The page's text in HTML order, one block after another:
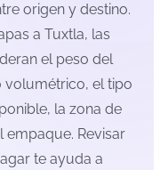
origen y destino.
a Tuxtla, las
el peso del
volumétrico, el tipo
la zona de
empaque. Revisar
te ayuda a